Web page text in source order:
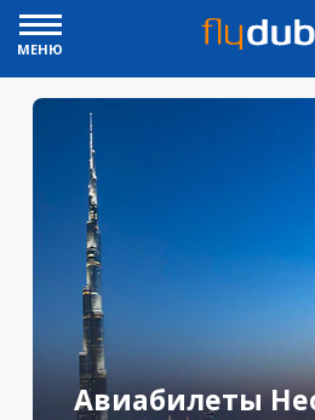
МЕНЮ
Авиабилеты